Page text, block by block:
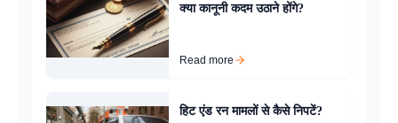
क्या कानूनी कदम उठाने होंगे?
Read more
हिट एंड रन मामलों से कैसे निपटें?